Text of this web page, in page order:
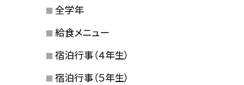
全学年
給食メニュー
宿泊行事（４年生）
宿泊行事（５年生）